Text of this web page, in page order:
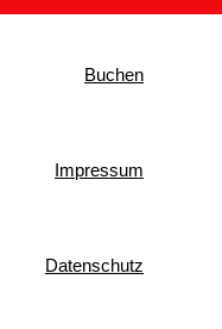
Buchen
Impressum
Datenschutz